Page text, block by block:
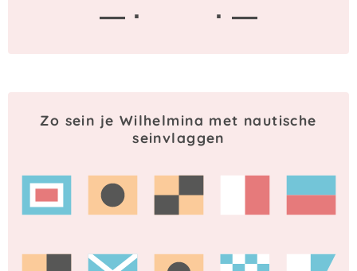
— ·
· —
Zo sein je Wilhelmina met nautische
seinvlaggen